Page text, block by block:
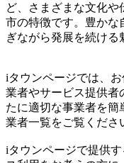
ど、さまざまな文化
市の特徴です。豊かな
ぎながら発展を続ける
iタウンページでは、
業者やサービス提供者
たに適切な事業者を
業者一覧をご覧くださ
iタウンページで提供